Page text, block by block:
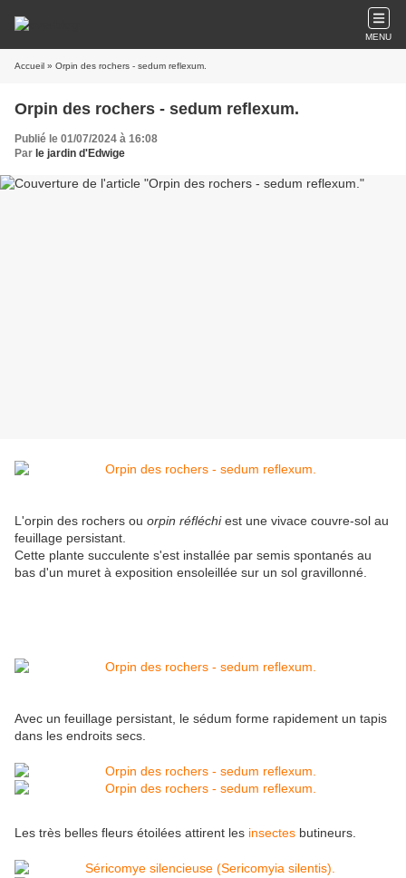
MENU
Accueil » Orpin des rochers - sedum reflexum.
Orpin des rochers - sedum reflexum.
Publié le 01/07/2024 à 16:08
Par le jardin d'Edwige
L'orpin des rochers ou orpin réfléchiest une vivace couvre-sol au
feuillage persistant.
Cette plante succulente s'est installée par semis spontanés au
bas d'un muret à exposition ensoleillée sur un sol gravillonné.
Avec un feuillage persistant, le sédum forme rapidement un tapis
dans les endroits secs.
Les très belles fleurs étoilées attirent les insectes butineurs.